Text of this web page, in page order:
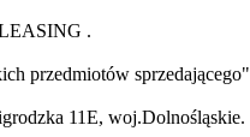
.
przedmiotów sprzedającego"
11E, woj.Dolnośląskie.